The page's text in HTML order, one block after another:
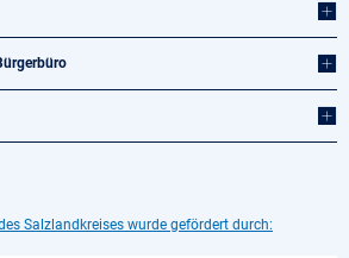
Salzlandkreises wurde gefördert durch: